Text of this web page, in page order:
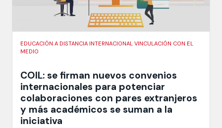
EDUCACIÓN A DISTANCIA INTERNACIONAL VINCULACIÓN CON EL
MEDIO
COIL: se firman nuevos convenios
internacionales para potenciar
colaboraciones con pares extranjeros
y más académicos se suman a la
iniciativa